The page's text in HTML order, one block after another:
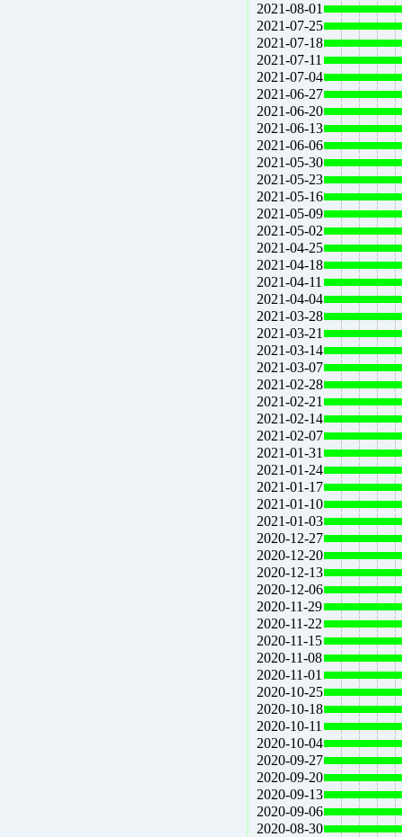
2021-08-01
2021-07-25
2021-07-18
2021-07-11
2021-07-04
2021-06-27
2021-06-20
2021-06-13
2021-06-06
2021-05-30
2021-05-23
2021-05-16
2021-05-09
2021-05-02
2021-04-25
2021-04-18
2021-04-11
2021-04-04
2021-03-28
2021-03-21
2021-03-14
2021-03-07
2021-02-28
2021-02-21
2021-02-14
2021-02-07
2021-01-31
2021-01-24
2021-01-17
2021-01-10
2021-01-03
2020-12-27
2020-12-20
2020-12-13
2020-12-06
2020-11-29
2020-11-22
2020-11-15
2020-11-08
2020-11-01
2020-10-25
2020-10-18
2020-10-11
2020-10-04
2020-09-27
2020-09-20
2020-09-13
2020-09-06
2020-08-30